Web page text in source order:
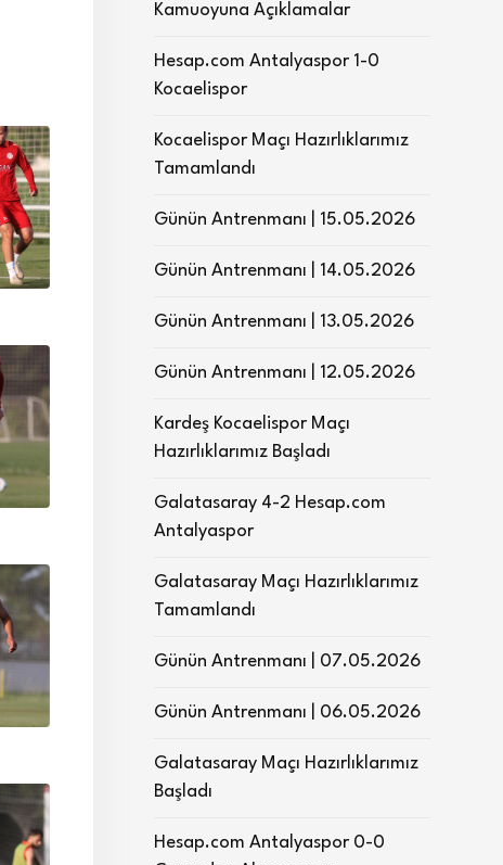
Kamuoyuna Açıklamalar
Hesap.com Antalyaspor 1-0
Kocaelispor
Kocaelispor Maçı Hazırlıklarımız
Tamamlandı
Günün Antrenmanı | 15.05.2026
Günün Antrenmanı | 14.05.2026
Günün Antrenmanı | 13.05.2026
Günün Antrenmanı | 12.05.2026
Kardeş Kocaelispor Maçı
Hazırlıklarımız Başladı
Galatasaray 4-2 Hesap.com
Antalyaspor
Galatasaray Maçı Hazırlıklarımız
Tamamlandı
Günün Antrenmanı | 07.05.2026
Günün Antrenmanı | 06.05.2026
Galatasaray Maçı Hazırlıklarımız
Başladı
Hesap.com Antalyaspor 0-0